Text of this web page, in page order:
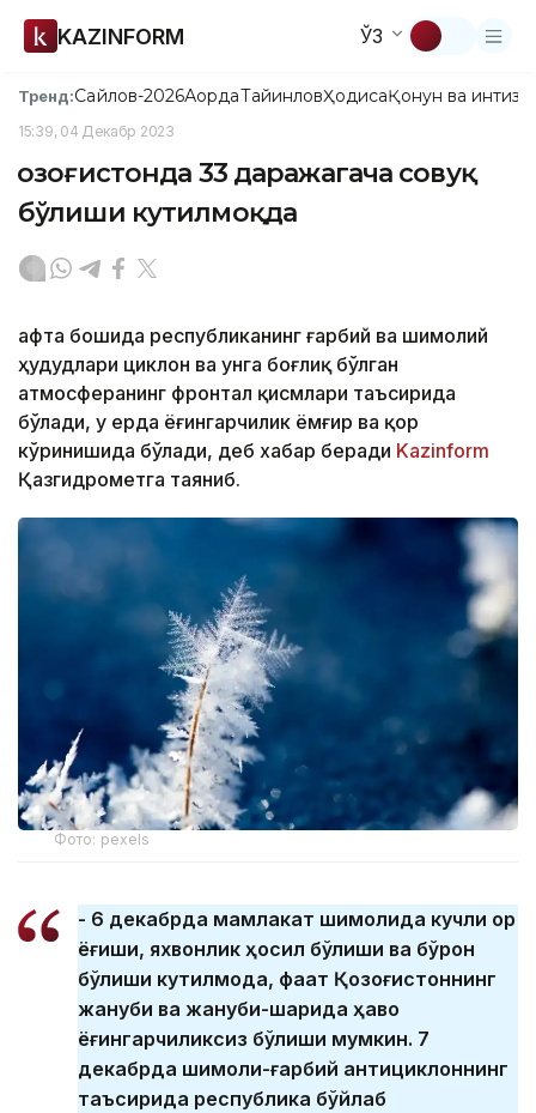
KAZINFORM ЎЗ
Тренд:Сайлов-2026АқордаТайинловҲодисаҚонун ва
15:39, 04 Декабр 2023
Қозоғистонда 33 даражагача совуқ
бўлиши кутилмоқда
Ҳафта бошида республиканинг ғарбий ва шимолий
ҳудудлари циклон ва унга боғлиқ бўлган
атмосферанинг фронтал қисмлари таъсирида
бўлади, у ерда ёғингарчилик ёмғир ва қор
кўринишида бўлади, деб хабар беради Kazinform
Қазгидрометга таяниб.
Фото: pexels
- 6 декабрда мамлакат шимолида кучли қор
ёғиши, яхвонлик ҳосил бўлиши ва бўрон
бўлиши кутилмоқда, фақат Қозоғистоннинг
жануби ва жануби-шарқида ҳаво
ёғингарчиликсиз бўлиши мумкин. 7
декабрда шимоли-ғарбий антициклоннинг
таъсирида республика бўйлаб